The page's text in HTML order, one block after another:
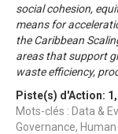
social cohesion,
means for
the Caribbean
areas that support
waste efficiency,
Piste(s) d'Action: 1 ,
Mots-clés : Data &
Governance,